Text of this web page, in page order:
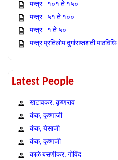
मन्त्र - १०१ ते १५०
मन्त्र - ५१ ते १००
मन्त्र - १ ते ५०
मन्त्र प्रतिलोम दुर्गासप्तशती पाठविधिः
Latest People
खटावकर, कृष्णराव
कंक, कृष्णाजी
कंक, येसाजी
कंक, कृष्णजी
काळे बसणीकर, गोविंद